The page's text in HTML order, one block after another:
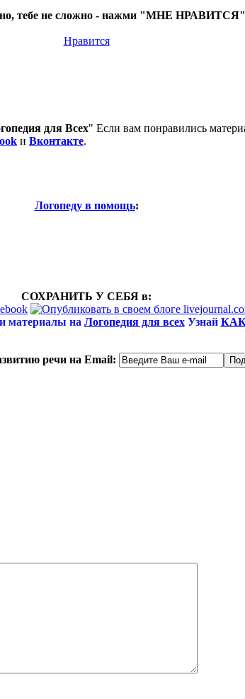
тебе не сложно - нажми "МНЕ НРАВИТСЯ"
Нравится
для Всех" Если вам понравились
и Вконтакте.
Логопеду в помощь:
СОХРАНИТЬ У СЕБЯ в:
материалы на Логопедия для всехУзнай
речи на Email: